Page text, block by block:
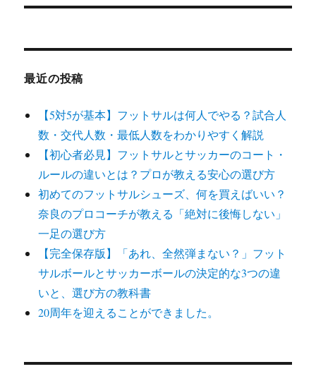
稿:
最近の投稿
【5対5が基本】フットサルは何人でやる？試合人
数・交代人数・最低人数をわかりやすく解説
【初心者必見】フットサルとサッカーのコート・
ルールの違いとは？プロが教える安心の選び方
初めてのフットサルシューズ、何を買えばいい？
奈良のプロコーチが教える「絶対に後悔しない」
一足の選び方
【完全保存版】「あれ、全然弾まない？」フット
サルボールとサッカーボールの決定的な3つの違
いと、選び方の教科書
20周年を迎えることができました。